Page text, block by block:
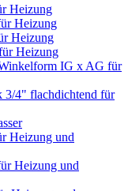
Heizung
Heizung
Heizung
Heizung
IG x AG für
3/4" flachdichtend für
Heizung und
Heizung und